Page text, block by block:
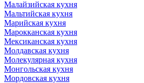
Малайзийская кухня
Мальтийская кухня
Марийская кухня
Марокканская кухня
Мексиканская кухня
Молдавская кухня
Молекулярная кухня
Монгольская кухня
Мордовская кухня